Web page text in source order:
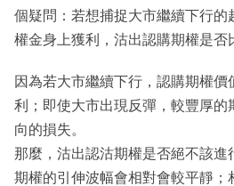
個疑問：若想捕捉大市繼續下行的
權金身上獲利，沽出認購期權是否
因為若大市繼續下行，認購期權
利；即使大市出現反彈，較豐厚的
向的損失。
那麼，沽出認沽期權是否絕不該進
期權的引伸波幅會相對會較平靜；